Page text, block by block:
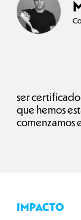
ser certificado
que hemos
comenzamos
IMPACTO